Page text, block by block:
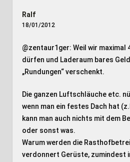
Ralf
18/01/2012
@zentaur1ger: Weil wir maximal
dürfen und Laderaum bares
„Rundungen“ verschenkt.
Die ganzen Luftschläuche etc.
wenn man ein festes Dach hat
kann man auch nichts mit dem
oder sonst was.
Warum werden die
verdonnert Gerüste, zumindest